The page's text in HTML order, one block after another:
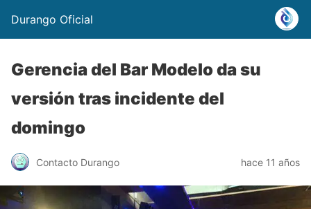
Durango Oficial
Gerencia del Bar Modelo da su
versión tras incidente del
domingo
Contacto Durango hace 11 años